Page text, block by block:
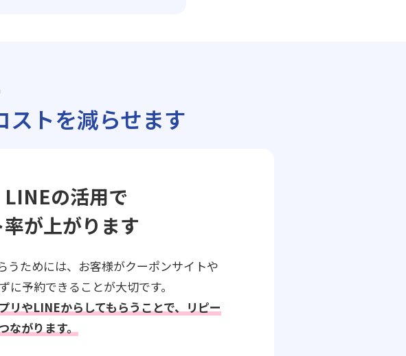
ストを減らせます
LINEの活用で
が上がります
うためには、お客様がクーポンサイトや
に予約できることが大切です。
リやLINEからしてもらうことで、リピー
ながります。